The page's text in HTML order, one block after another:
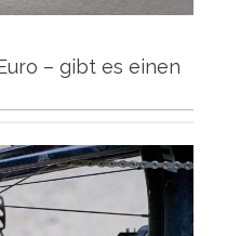
– gibt es einen